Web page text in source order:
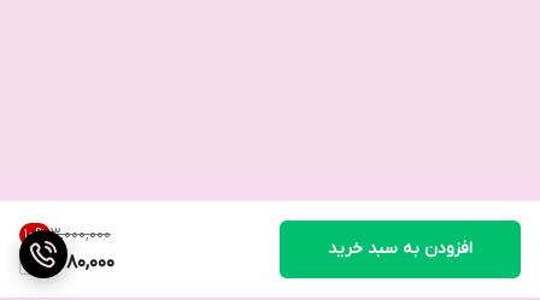
۳٬۰۰۰٬۰۰۰ 10%
2,680,000
افزودن به سبد خرید